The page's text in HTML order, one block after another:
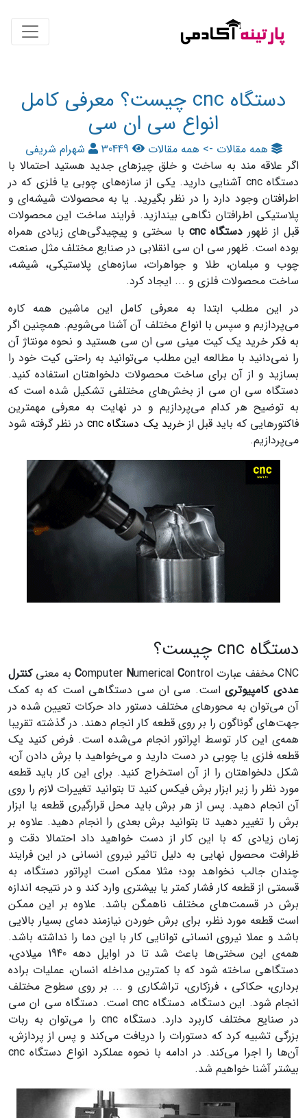
دستگاه cnc چیست؟ معرفی کامل
انواع سی ان سی
همه مقالات -> همه مقالات
شهرام شریفی
اگر علاقه مند به ساخت و خلق چیزهای جدید هستید احتمالا با
دستگاه cnc آشنایی دارید. یکی از سازه‌های چوبی یا فلزی که در
اطرافتان وجود دارد را در نظر بگیرید. یا به محصولات شیشه‌ای و
پلاستیکی اطرافتان نگاهی بیندازید. فرایند ساخت این محصولات
قبل از ظهوردستگاه cnc
با سختی و پیچیدگی‌های زیادی همراه
بوده است. ظهور سی ان سی انقلابی در صنایع مختلف مثل صنعت
چوب و مبلمان، طلا و جواهرات، سازه‌های پلاستیکی، شیشه،
ساخت محصولات فلزی و ... ایجاد کرد.
در این مطلب ابتدا به معرفی کامل این ماشین همه کاره
می‌پردازیم و سپس با انواع مختلف آن آشنا می‌شویم. همچنین اگر
به فکر خرید یک کیت مینی سی ان سی هستید و نحوه مونتاژ آن
را نمی‌دانید با مطالعه این مطلب می‌توانید به راحتی کیت خود را
بسازید و از آن برای ساخت محصولات دلخواهتان استفاده کنید.
دستگاه سی ان سی از بخش‌های مختلفی تشکیل شده است که
به توضیح هر کدام می‌پردازیم و در نهایت به معرفی مهمترین
فاکتورهایی که باید قبل ازخرید یک دستگاه cnc
در نظر گرفته شود
می‌پردازیم.
دستگاه cnc چیست؟
CNC مخفف عبارت Computer Numerical Control به معنی
کنترل
عددی کامپیوتریاست. سی ان سی دستگاهی است که به کمک
آن می‌توان به محورهای مختلف دستور داد حرکات تعیین شده در
جهت‌های گوناگون را بر روی قطعه کار انجام دهند. در گذشته تقریبا
همه‌ی این کار توسط اپراتور انجام می‌شده است. فرض کنید یک
قطعه فلزی یا چوبی در دست دارید و می‌خواهید با برش دادن آن،
شکل دلخواهتان را از آن استخراج کنید. برای این کار باید قطعه
مورد نظر را زیر ابزار برش فیکس کنید تا بتوانید تغییرات لازم را روی
آن انجام دهید. پس از هر برش باید محل قرارگیری قطعه یا ابزار
برش را تغییر دهید تا بتوانید برش بعدی را انجام دهید. علاوه بر
زمان زیادی که با این کار از دست خواهید داد احتمالا دقت و
ظرافت محصول نهایی به دلیل تاثیر نیروی انسانی در این فرایند
چندان جالب نخواهد بود؛ مثلا ممکن است اپراتور دستگاه، به
قسمتی از قطعه کار فشار کمتر یا بیشتری وارد کند و در نتیجه اندازه
برش در قسمت‌های مختلف ناهمگن باشد. علاوه بر این ممکن
است قطعه مورد نظر، برای برش خوردن نیازمند دمای بسیار بالایی
باشد و عملا نیروی انسانی توانایی کار با این دما را نداشته باشد.
همه‌ی این سختی‌ها باعث شد تا در اوایل دهه 1940 میلادی،
دستگاهی ساخته شود که با کمترین مداخله انسان، عملیات براده
برداری، حکاکی ، فرزکاری، تراشکاری و ... بر روی سطوح مختلف
انجام شود. این دستگاه، دستگاه cnc است. دستگاه سی ان سی
در صنایع مختلف کاربرد دارد. دستگاه cnc را می‌توان به ربات
بزرگی تشبیه کرد که دستورات را دریافت می‌کند و پس از پردازش،
آن‌ها را اجرا می‌کند. در ادامه با نحوه عملکرد انواع دستگاه cnc
بیشتر آشنا خواهیم شد.